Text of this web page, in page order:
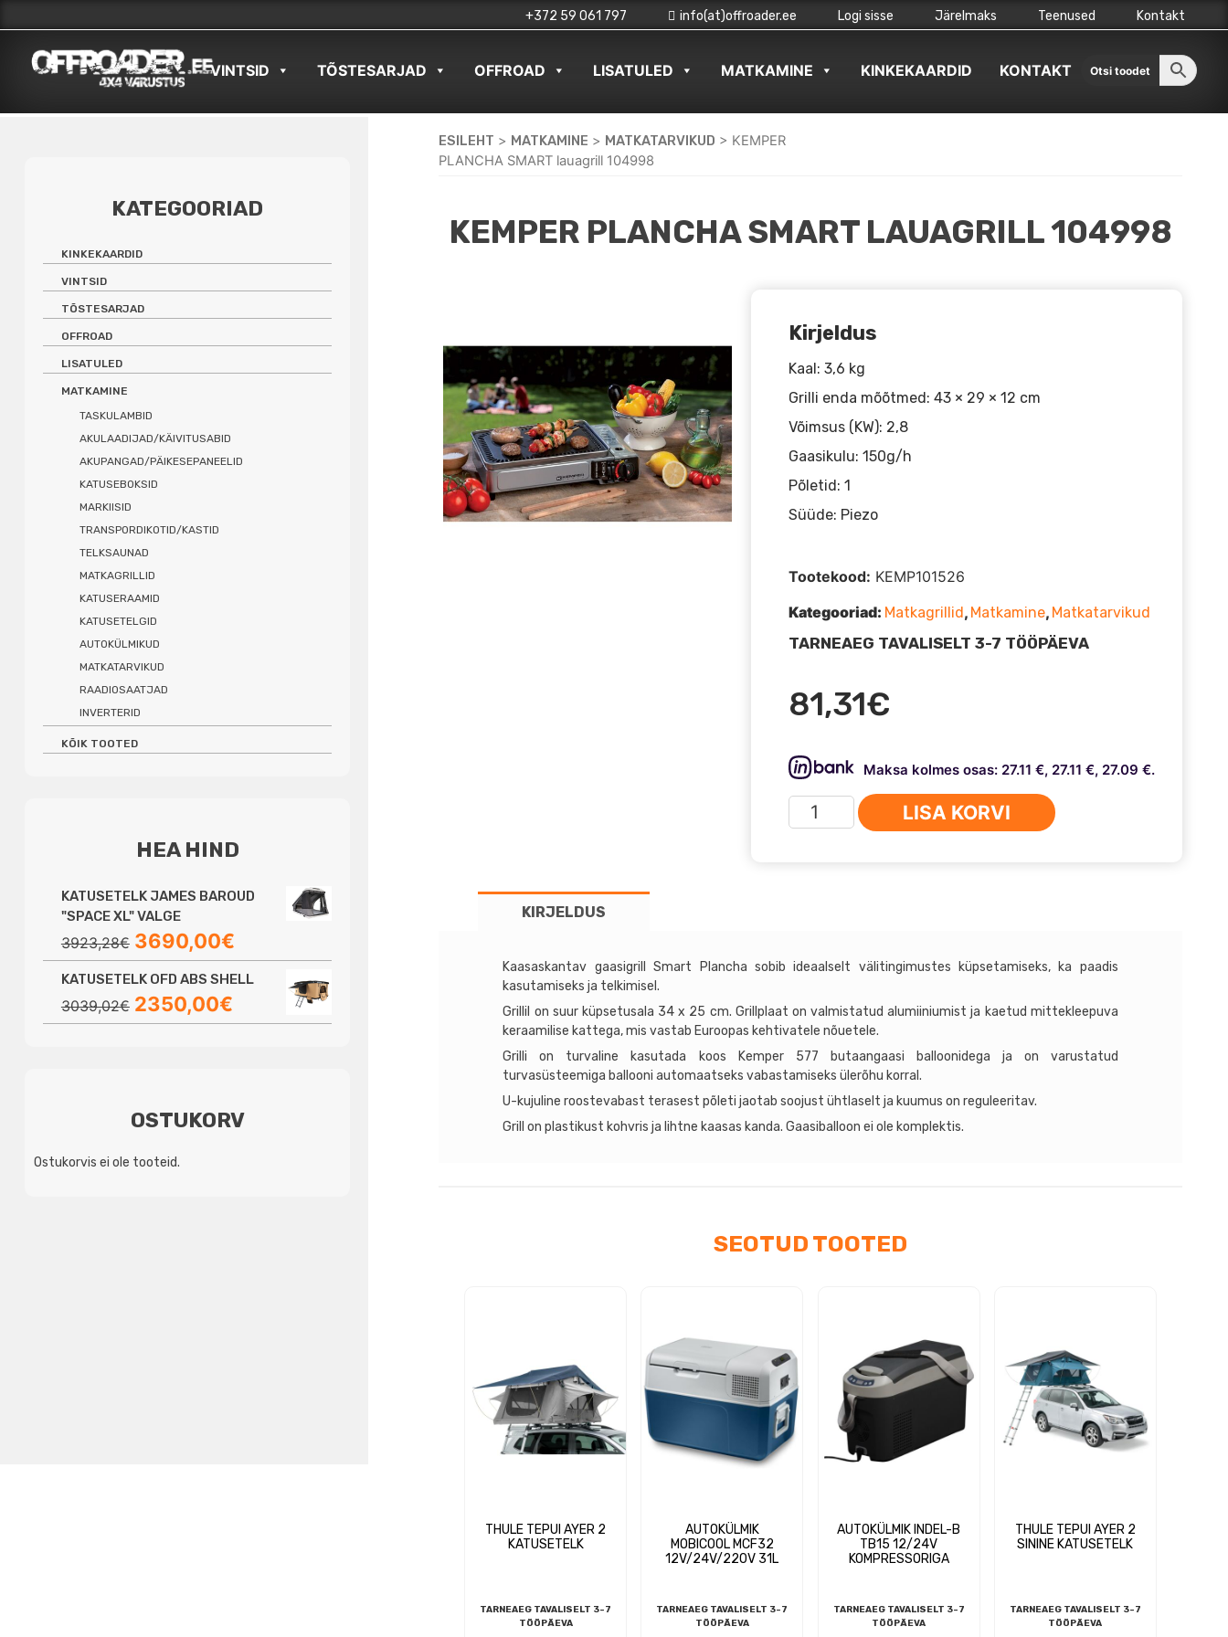
content
+372 59 061 797 info(at)offroader.ee Logi sisse Järelmaks Teenused Kontakt
VINTSID TÕSTESARJAD OFFROAD LISATULED MATKAMINE KINKEKAARDID KONTAKT
ESILEHT > MATKAMINE > MATKATARVIKUD > KEMPER
PLANCHA SMART lauagrill 104998
KEMPER PLANCHA SMART LAUAGRILL 104998
81,31€
Kirjeldus
Kaal: 3,6 kg
Grilli enda mõõtmed: 43 × 29 × 12 cm
Võimsus (KW): 2,8
Gaasikulu: 150g/h
Põletid: 1
Süüde: Piezo
Maksa kolmes osas: 27.11 €, 27.11 €, 27.09 €.
KEMPER
PLANCHA
LISA KORVI
Tootekood: KEMP101526
Kategooriad: Matkagrillid , Matkamine, Matkatarvikud
TARNEAEG TAVALISELT 3-7 TÖÖPÄEVA
KIRJELDUS
Kaasaskantav gaasigrill Smart Plancha sobib ideaalselt välitingimustes küpsetamiseks, ka paadis
kasutamiseks ja telkimisel.
Grillil on suur küpsetusala 34 x 25 cm. Grillplaat on valmistatud alumiiniumist ja kaetud mittekleepuva
keraamilise kattega, mis vastab Euroopas kehtivatele nõuetele.
Grilli on turvaline kasutada koos Kemper 577 butaangaasi balloonidega ja on varustatud
turvasüsteemiga ballooni automaatseks vabastamiseks ülerõhu korral.
U-kujuline roostevabast terasest põleti jaotab soojust ühtlaselt ja kuumus on reguleeritav.
Grill on plastikust kohvris ja lihtne kaasas kanda. Gaasiballoon ei ole komplektis.
SEOTUD TOOTED
THULE TEPUI AYER 2
KATUSETELK
TARNEAEG TAVALISELT 3-7
TÖÖPÄEVA
AUTOKÜLMIK
MOBICOOL MCF32
12V/24V/220V 31L
TARNEAEG TAVALISELT 3-7
TÖÖPÄEVA
AUTOKÜLMIK INDEL-B
TB15 12/24V
KOMPRESSORIGA
TARNEAEG TAVALISELT 3-7
TÖÖPÄEVA
THULE TEPUI AYER 2
SININE KATUSETELK
TARNEAEG TAVALISELT 3-7
TÖÖPÄEVA
KATEGOORIAD
KINKEKAARDID
VINTSID
TÕSTESARJAD
OFFROAD
LISATULED
MATKAMINE
TASKULAMBID
AKULAADIJAD/KÄIVITUSABID
AKUPANGAD/PÄIKESEPANEELID
KATUSEBOKSID
MARKIISID
TRANSPORDIKOTID/KASTID
TELKSAUNAD
MATKAGRILLID
KATUSERAAMID
KATUSETELGID
AUTOKÜLMIKUD
MATKATARVIKUD
RAADIOSAATJAD
INVERTERID
KÕIK TOOTED
HEA HIND
KATUSETELK JAMES BAROUD
"SPACE XL" VALGE
3923,28€ Algne
hind
oli:
3923,28€.
3690,00€Praegune
hind
on:
3690,00€.
KATUSETELK OFD ABS SHELL
3039,02€ Algne
hind
2350,00€Praegune
hind
OSTUKORV
Ostukorvis ei ole tooteid.